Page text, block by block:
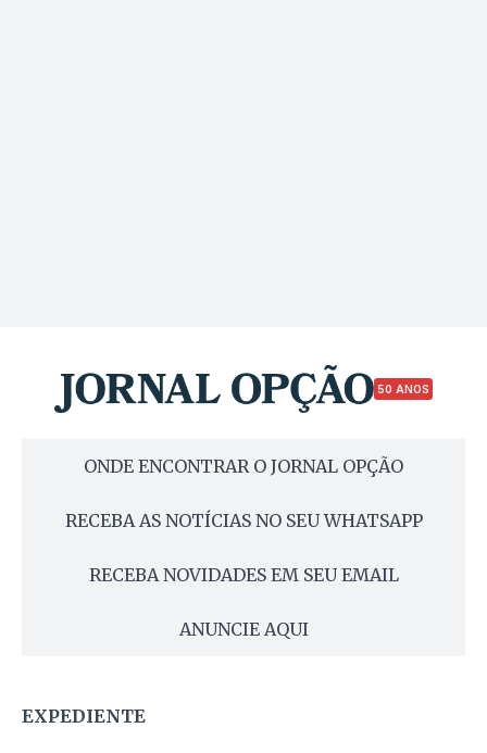
50 ANOS
ONDE ENCONTRAR O JORNAL OPÇÃO
RECEBA AS NOTÍCIAS NO SEU WHATSAPP
RECEBA NOVIDADES EM SEU EMAIL
ANUNCIE AQUI
EXPEDIENTE